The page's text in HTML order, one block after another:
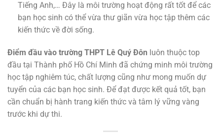
Tiếng Anh,… Đây là môi trường hoạt động rất tốt để các
bạn học sinh có thể vừa thư giãn vừa học tập thêm các
kiến thức về đời sống.
Điểm đầu vào trường THPT Lê Quý Đôn luôn thuộc top
đầu tại Thành phố Hồ Chí Minh đã chứng minh môi trường
học tập nghiêm túc, chất lượng cũng như mong muốn dự
tuyển của các bạn học sinh. Để đạt được kết quả tốt, bạn
cần chuẩn bị hành trang kiến thức và tâm lý vững vàng
trước khi dự thi.